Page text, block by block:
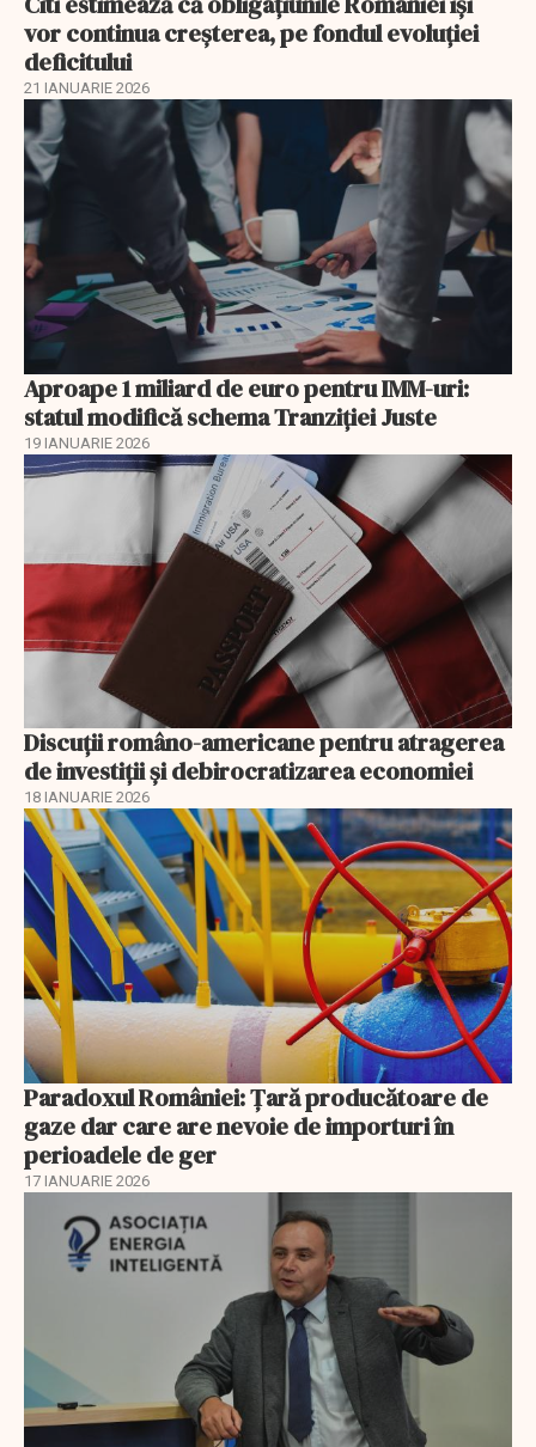
vor continua creșterea, pe fondul evoluției
deficitului
21 IANUARIE 2026
Aproape 1 miliard de euro pentru IMM-uri:
statul modifică schema Tranziției Juste
19 IANUARIE 2026
Discuţii româno-americane pentru atragerea
de investiţii şi debirocratizarea economiei
18 IANUARIE 2026
Paradoxul României: Ţară producătoare de
gaze dar care are nevoie de importuri în
perioadele de ger
17 IANUARIE 2026